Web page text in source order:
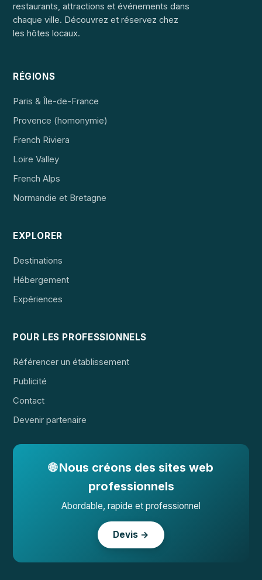
restaurants, attractions et événements dans
chaque ville. Découvrez et réservez chez
les hôtes locaux.
RÉGIONS
Paris & Île-de-France
Provence (homonymie)
French Riviera
Loire Valley
French Alps
Normandie et Bretagne
EXPLORER
Destinations
Hébergement
Expériences
POUR LES PROFESSIONNELS
Référencer un établissement
Publicité
Contact
Devenir partenaire
🌐 Nous créons des sites web
professionnels
Abordable, rapide et professionnel
Devis →